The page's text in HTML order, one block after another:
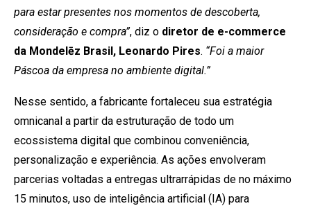
para estar presentes nos momentos de descoberta,
consideração e compra”, diz o diretor de e-commerce
da Mondelēz Brasil, Leonardo Pires. “Foi a maior
Páscoa da empresa no ambiente digital.”
Nesse sentido, a fabricante fortaleceu sua estratégia
omnicanal a partir da estruturação de todo um
ecossistema digital que combinou conveniência,
personalização e experiência. As ações envolveram
parcerias voltadas a entregas ultrarrápidas de no máximo
15 minutos, uso de inteligência artificial (IA) para